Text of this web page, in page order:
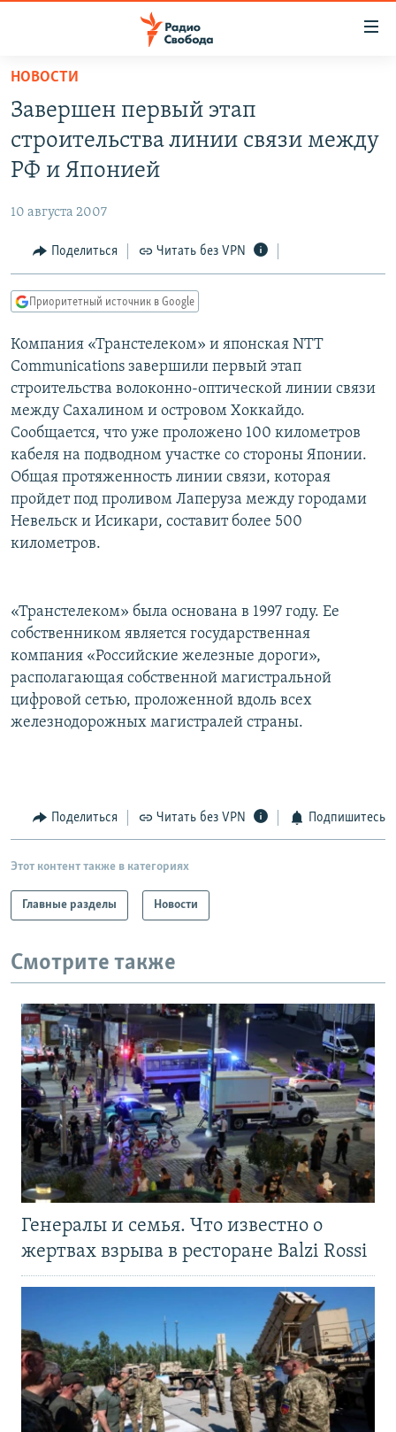
упрощенного
доступа
основному
Вернутся
Вернутся
поиску
ПОДКАСТЫ
АВТОРСКИЕ ПРОЕКТЫ
МНЕНИЯ
КУЛЬТУРА
КАВКАЗ.РЕАЛИИ
СЕВЕР.РЕАЛИИ
СИБИРЬ.РЕАЛИИ
РАСПИСАНИЕ ВЕЩАНИЯ
ПОДПИШИТЕСЬ НА РАССЫЛКУ
СОЦИАЛЬНЫЕ СЕТИ
Все сайты РСЕ/РС
НОВОСТИ
Завершен первый этап
строительства линии связи между
РФ и Японией
10 августа 2007
Поделиться Читать без VPN
Приоритетный источник в Google
Компания «Транстелеком» и японская NTT
Communications завершили первый этап
строительства волоконно-оптической линии связи
между Сахалином и островом Хоккайдо.
Сообщается, что уже проложено 100 километров
кабеля на подводном участке со стороны Японии.
Общая протяженность линии связи, которая
пройдет под проливом Лаперуза между городами
Невельск и Исикари, составит более 500
километров.
«Транстелеком» была основана в 1997 году. Ее
собственником является государственная
компания «Российские железные дороги»,
располагающая собственной магистральной
цифровой сетью, проложенной вдоль всех
железнодорожных магистралей страны.
Поделиться Читать без VPN Подпишитесь
Этот контент также в категориях
Главные разделы Новости
Смотрите также
Генералы и семья. Что известно о
жертвах взрыва в ресторане Balzi Rossi